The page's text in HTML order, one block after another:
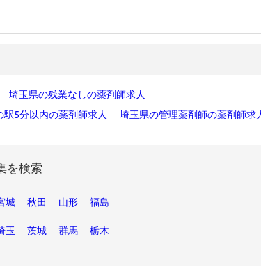
埼玉県の残業なしの薬剤師求人
駅5分以内の薬剤師求人 埼玉県の管理薬剤師の薬剤師求
を検索
城 秋田 山形 福島
玉 茨城 群馬 栃木